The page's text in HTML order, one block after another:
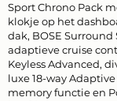
Sport Chrono Pack
klokje op het
dak, BOSE Surround
adaptieve cruise
Keyless Advanced,
luxe 18-way
memory functie en